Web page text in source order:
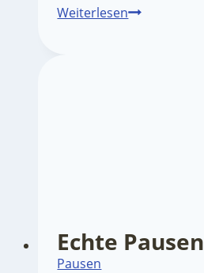
WeiterlesenKritzeln
Echte Pausen
Pausen